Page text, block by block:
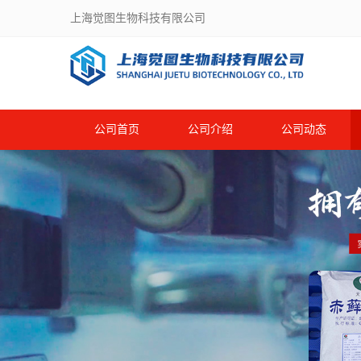
上海觉图生物科技有限公司
公司首页 公司介绍 公司动态